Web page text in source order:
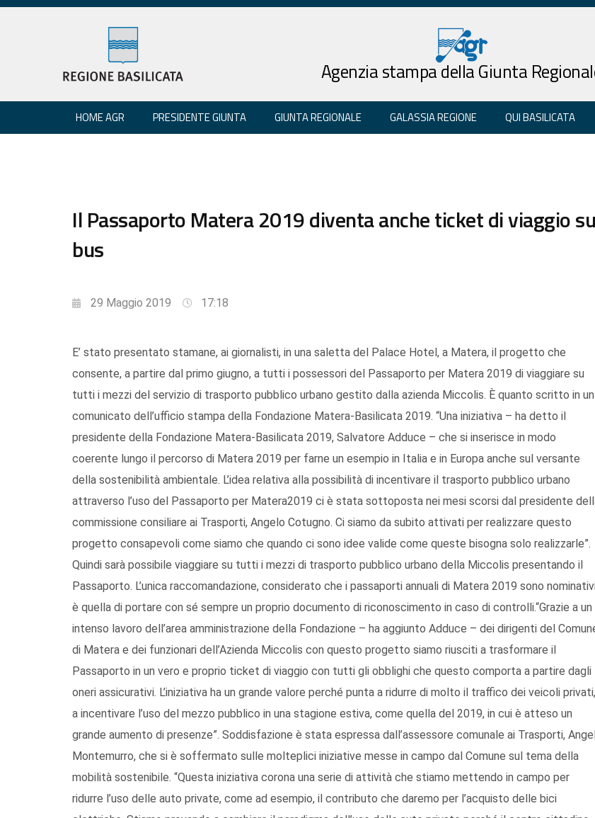
Agenzia stampa della Giunta
HOME AGR PRESIDENTE GIUNTA GIUNTA REGIONALE GALASSIA REGIONE QUI BASILICATA
Il Passaporto Matera 2019 diventa anche ticket di viaggio
bus
29 Maggio 2019 17:18
E’ stato presentato stamane, ai giornalisti, in una saletta del Palace Hotel, a Matera, il progetto che
consente, a partire dal primo giugno, a tutti i possessori del Passaporto per Matera 2019 di viaggiare su
tutti i mezzi del servizio di trasporto pubblico urbano gestito dalla azienda Miccolis. È quanto scritto in un
comunicato dell’ufficio stampa della Fondazione Matera-Basilicata 2019. “Una iniziativa – ha detto il
presidente della Fondazione Matera-Basilicata 2019, Salvatore Adduce – che si inserisce in modo
coerente lungo il percorso di Matera 2019 per farne un esempio in Italia e in Europa anche sul versante
della sostenibilità ambientale. L’idea relativa alla possibilità di incentivare il trasporto pubblico urbano
attraverso l’uso del Passaporto per Matera2019 ci è stata sottoposta nei mesi scorsi dal presidente
commissione consiliare ai Trasporti, Angelo Cotugno. Ci siamo da subito attivati per realizzare questo
progetto consapevoli come siamo che quando ci sono idee valide come queste bisogna solo realizzarle”.
Quindi sarà possibile viaggiare su tutti i mezzi di trasporto pubblico urbano della Miccolis presentando il
Passaporto. L’unica raccomandazione, considerato che i passaporti annuali di Matera 2019 sono
è quella di portare con sé sempre un proprio documento di riconoscimento in caso di controlli.“Grazie a un
intenso lavoro dell’area amministrazione della Fondazione – ha aggiunto Adduce – dei dirigenti del
di Matera e dei funzionari dell’Azienda Miccolis con questo progetto siamo riusciti a trasformare il
Passaporto in un vero e proprio ticket di viaggio con tutti gli obblighi che questo comporta a partire dagli
oneri assicurativi. L’iniziativa ha un grande valore perché punta a ridurre di molto il traffico dei veicoli privati,
a incentivare l’uso del mezzo pubblico in una stagione estiva, come quella del 2019, in cui è atteso un
grande aumento di presenze”. Soddisfazione è stata espressa dall’assessore comunale ai Trasporti,
Montemurro, che si è soffermato sulle molteplici iniziative messe in campo dal Comune sul tema della
mobilità sostenibile. “Questa iniziativa corona una serie di attività che stiamo mettendo in campo per
ridurre l’uso delle auto private, come ad esempio, il contributo che daremo per l’acquisto delle bici